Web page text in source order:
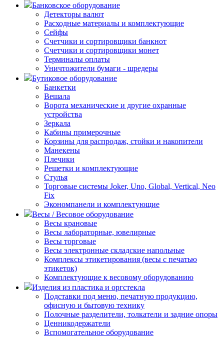
Банковское оборудование
Детекторы валют
Расходные материалы и комплектующие
Сейфы
Счетчики и сортировщики банкнот
Счетчики и сортировщики монет
Терминалы оплаты
Уничтожители бумаги - шредеры
Бутиковое оборудование
Банкетки
Вешала
Ворота механические и другие охранные
устройства
Зеркала
Кабины примерочные
Корзины для распродаж, стойки и накопители
Манекены
Плечики
Решетки и комплектующие
Стулья
Торговые системы Joker, Uno, Global, Vertical, Neo
Fix
Экономпанели и комплектующие
Весы / Весовое оборудование
Весы крановые
Весы лабораторные, ювелирные
Весы торговые
Весы электронные складские напольные
Комплексы этикетирования (весы с печатью
этикеток)
Комплектующие к весовому оборудованию
Изделия из пластика и оргстекла
Подставки под меню, печатную продукцию,
офисную и бытовую технику
Полочные разделители, толкатели и задние опоры
Ценникодержатели
Вспомогательное оборудование